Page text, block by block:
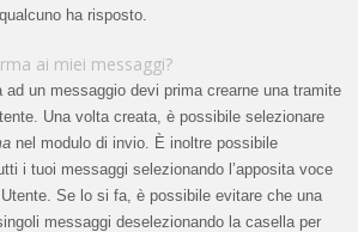
ha risposto.
ai miei messaggi?
ad un messaggio devi prima crearne una tramite
Una volta creata, è possibile selezionare
nel modulo di invio. È inoltre possibile
i tuoi messaggi selezionando l’apposita voce
Se lo si fa, è possibile evitare che una
messaggi deselezionando la casella per